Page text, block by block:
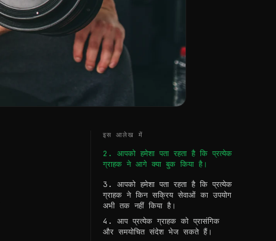
इस आलेख में
2. आपको हमेशा पता रहता है कि प्रत्येक
ग्राहक ने आगे क्या बुक किया है।
3. आपको हमेशा पता रहता है कि प्रत्येक
ग्राहक ने किन सक्रिय सेवाओं का उपयोग
अभी तक नहीं किया है।
4. आप प्रत्येक ग्राहक को प्रासंगिक
और समयोचित संदेश भेज सकते हैं।